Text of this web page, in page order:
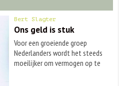
Bert Slagter
Ons geld is stuk
Voor een groeiende groep
Nederlanders wordt het steeds
moeilijker om vermogen op te